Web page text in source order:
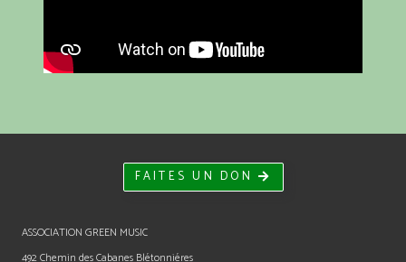
FAITES UN DON
ASSOCIATION GREEN MUSIC
492 Chemin des Cabanes Blétonniéres